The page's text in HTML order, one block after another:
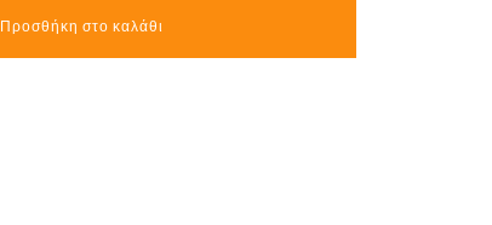
Προσθήκη στο καλάθι